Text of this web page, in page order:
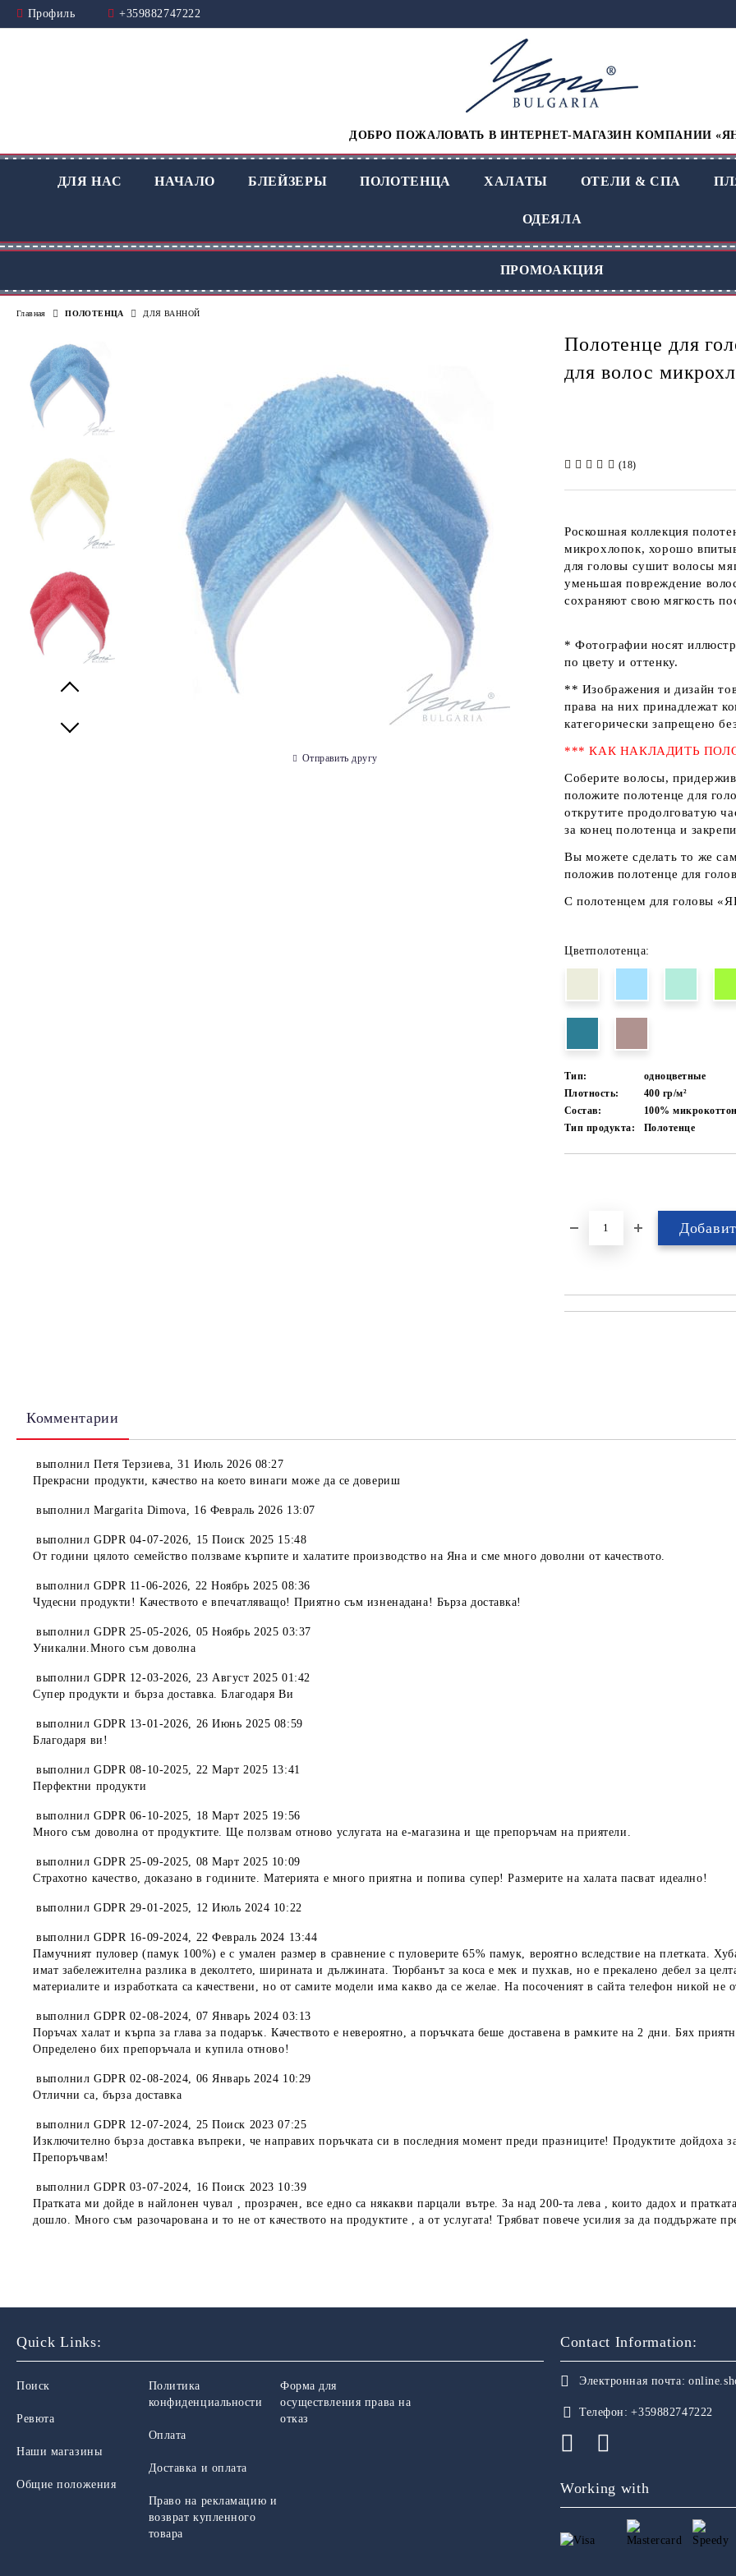
Профиль +359882747222
ДОБРО ПОЖАЛОВАТЬ В ИНТЕРНЕТ-МАГАЗИН КОМПАНИИ
ДЛЯ НАС НАЧАЛО БЛЕЙЗЕРЫ ПОЛОТЕНЦА ХАЛАТЫ ОТЕЛИ & СПА
ОДЕЯЛА
ПРОМОАКЦИЯ
Главная ПОЛОТЕНЦА ДЛЯ ВАННОЙ
Полотенце для
для волос
(18)
Роскошная коллекция
микрохлопок, хорошо
для головы сушит волосы
уменьшая повреждение
сохраняют свою мягкость
* Фотографии носят
по цвету и оттенку.
** Изображения и дизайн
права на них принадлежат
категорически запрещено
*** КАК НАКЛАДИТЬ
Соберите волосы,
положите полотенце для
открутите продолговатую
за конец полотенца и
Вы можете сделать то же
положив полотенце для
С полотенцем для головы
Цветполотенца:
Тип:
одноцветные
Плотность:
400 гр/м²
Состав:
100%
Тип продукта:
Полотенце
Отправить другу
Комментарии
выполнилПетя Терзиева,31 Июль 2026 08:27
Прекрасни продукти, качество на което винаги може да се довериш
выполнилMargarita Dimova, 16 Февраль 2026 13:07
выполнилGDPR 04-07-2026, 15 Поиск 2025 15:48
От години цялото семейство ползваме кърпите и халатите производство на Яна и сме много доволни от качеството.
выполнилGDPR 11-06-2026, 22 Ноябрь 2025 08:36
Чудесни продукти! Качеството е впечатляващо! Приятно съм изненадана! Бърза доставка!
выполнилGDPR 25-05-2026, 05 Ноябрь 2025 03:37
Уникални.Много съм доволна
выполнилGDPR 12-03-2026, 23 Август 2025 01:42
Супер продукти и бърза доставка. Благодаря Ви
выполнилGDPR 13-01-2026, 26 Июнь 2025 08:59
Благодаря ви!
выполнилGDPR 08-10-2025, 22 Март 2025 13:41
Перфектни продукти
выполнилGDPR 06-10-2025, 18 Март 2025 19:56
Много съм доволна от продуктите. Ще ползвам отново услугата на е-магазина и ще препоръчам на приятели.
выполнилGDPR 25-09-2025, 08 Март 2025 10:09
Страхотно качество, доказано в годините. Материята е много приятна и попива супер! Размерите на халата пасват идеално!
выполнилGDPR 29-01-2025, 12 Июль 2024 10:22
выполнилGDPR 16-09-2024, 22 Февраль 2024 13:44
Памучният пуловер (памук 100%) е с умален размер в сравнение с пуловерите 65% памук, вероятно вследствие на плетката.
имат забележителна разлика в деколтето, ширината и дължината. Тюрбанът за коса е мек и пухкав, но е прекалено дебел за
материалите и изработката са качествени, но от самите модели има какво да се желае. На посоченият в сайта телефон никой не
выполнилGDPR 02-08-2024, 07 Январь 2024 03:13
Поръчах халат и кърпа за глава за подарък. Качеството е невероятно, а поръчката беше доставена в рамките на 2 дни. Бях
Определено бих препоръчала и купила отново!
выполнилGDPR 02-08-2024, 06 Январь 2024 10:29
Отлични са, бърза доставка
выполнилGDPR 12-07-2024, 25 Поиск 2023 07:25
Изключително бърза доставка въпреки, че направих поръчката си в последния момент преди празниците! Продуктите дойдоха
Препоръчвам!
выполнилGDPR 03-07-2024, 16 Поиск 2023 10:39
Пратката ми дойде в найлонен чувал , прозрачен, все едно са някакви парцали вътре. За над 200-та лева , които дадох и
дошло. Много съм разочарована и то не от качеството на продуктите , а от услугата! Трябват повече усилия за да поддържате
Quick Links:
Поиск
Ревюта
Наши магазины
Общие положения
Политика
конфиденциальности
Оплата
Доставка и оплата
Право на рекламацию и
возврат купленного
товара
Форма для
осуществления права на
отказ
Contact Information:
Электронная почта:
Телефон: +359882747222
Working with